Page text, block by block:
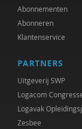
Ineke de
Jan den
Gerard
Saar Frieling
Marjorieke
Abonnementen
Abonneren
Klantenservice
PARTNERS
Uitgeverij SWP
Logacom
Logavak
Zesbee